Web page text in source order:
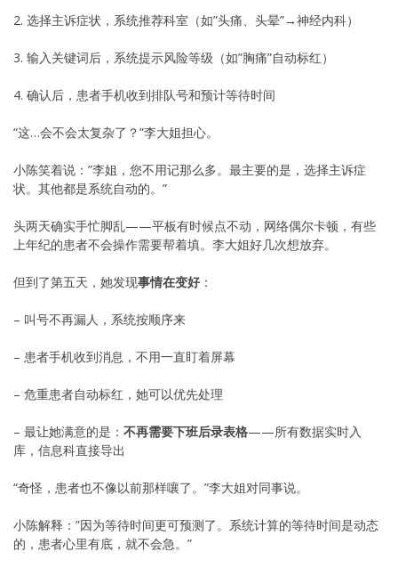
2. 选择主诉症状，系统推荐科室（如”头痛、头晕”→神经内科）
3. 输入关键词后，系统提示风险等级（如”胸痛”自动标红）
4. 确认后，患者手机收到排队号和预计等待时间
“这…会不会太复杂了？”李大姐担心。
小陈笑着说：”李姐，您不用记那么多。最主要的是，选择主诉症
状。其他都是系统自动的。”
头两天确实手忙脚乱——平板有时候点不动，网络偶尔卡顿，有些
上年纪的患者不会操作需要帮着填。李大姐好几次想放弃。
但到了第五天，她发现事情在变好 ：
– 叫号不再漏人，系统按顺序来
– 患者手机收到消息，不用一直盯着屏幕
– 危重患者自动标红，她可以优先处理
– 最让她满意的是： 不再需要下班后录表格——所有数据实时入
库，信息科直接导出
“奇怪，患者也不像以前那样嚷了。”李大姐对同事说。
小陈解释：”因为等待时间更可预测了。系统计算的等待时间是动态
的，患者心里有底，就不会急。”